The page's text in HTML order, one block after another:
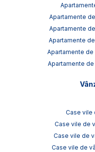
Apartamente
Apartamente
Apartamente
Apartamente de
Apartamente de
Case vile
Case vile de
Case vile de
Case vile de